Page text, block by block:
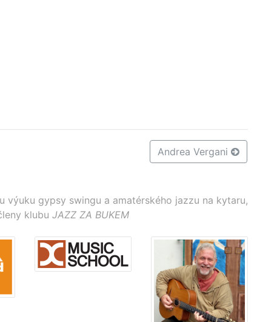
Andrea Vergani
výuku gypsy swingu a amatérského jazzu na kytaru,
klubu JAZZ ZA BUKEM